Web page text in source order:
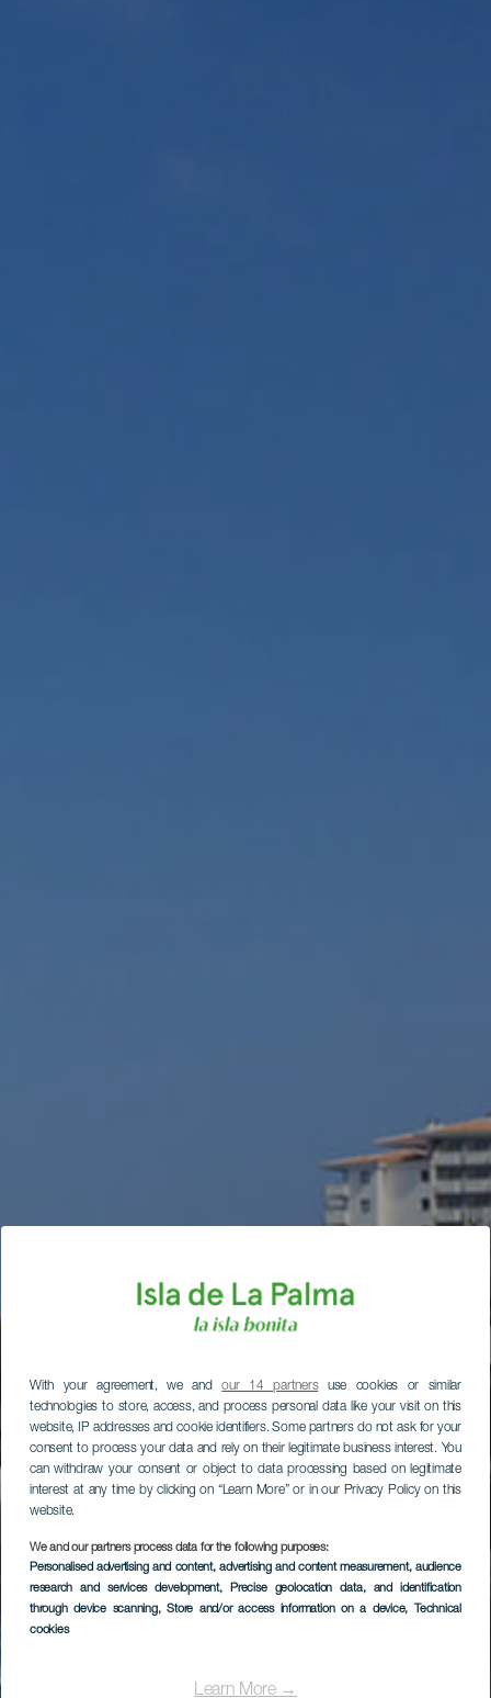
With your agreement, we andour 14 partnersuse cookies or similar
technologies to store, access, and process personal data like your visit on this
website, IP addresses and cookie identifiers. Some partners do not ask for your
consent to process your data and rely on their legitimate business interest. You
can withdraw your consent or object to data processing based on legitimate
interest at any time by clicking on “Learn More” or in our Privacy Policy on this
website.
We and our partners process data for the following purposes:
Personalised advertising and content, advertising and content measurement, audience
research and services development, Precise geolocation data, and identification
through device scanning, Store and/or access information on a device, Technical
cookies
Learn More →